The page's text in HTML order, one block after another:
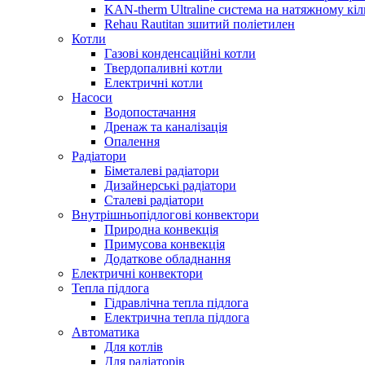
KAN-therm Ultraline система на натяжному
Rehau Rautitan зшитий поліетилен
Котли
Газові конденсаційні котли
Твердопаливні котли
Електричні котли
Насоси
Водопостачання
Дренаж та каналізація
Опалення
Радіатори
Біметалеві радіатори
Дизайнерські радіатори
Сталеві радіатори
Внутрішньопідлогові конвектори
Природна конвекція
Примусова конвекція
Додаткове обладнання
Електричні конвектори
Тепла підлога
Гідравлічна тепла підлога
Електрична тепла підлога
Автоматика
Для котлів
Для радіаторів